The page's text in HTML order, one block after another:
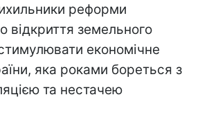
реформи
земельного
економічне
яка роками бореться з
та нестачею